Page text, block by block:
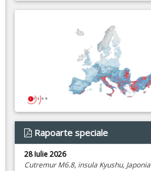
Rapoarte speciale
28 Iulie 2026
Cutremur M6.8, insula Kyushu, Japonia